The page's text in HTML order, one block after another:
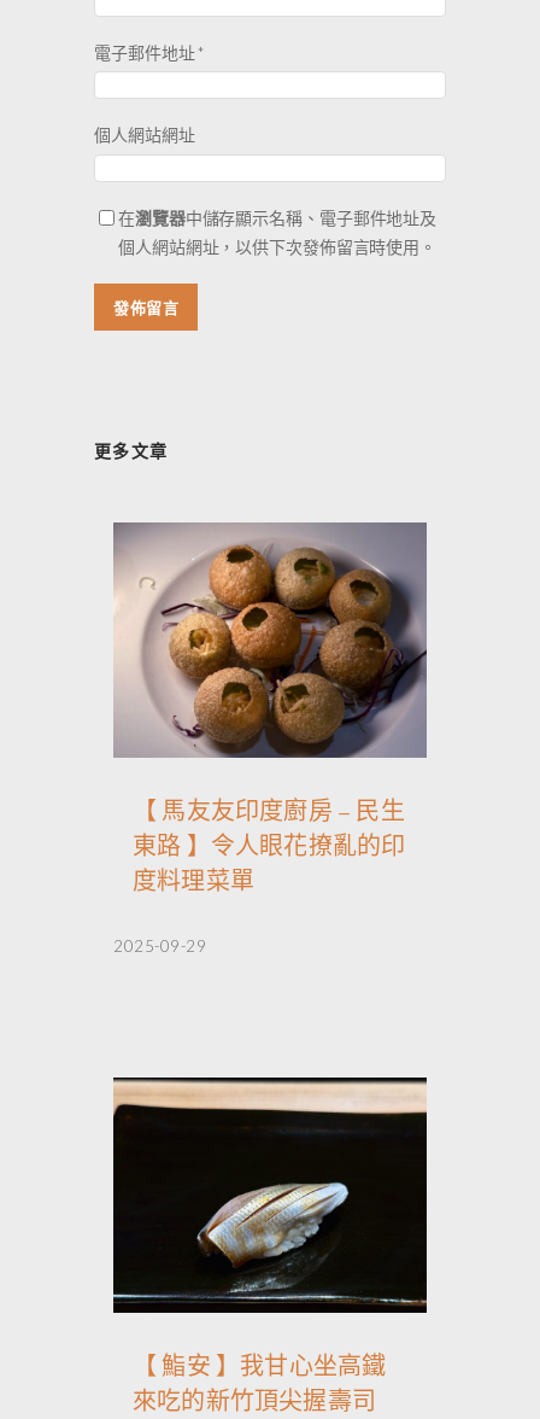
電子郵件地址*
個人網站網址
在瀏覽器中儲存顯示名稱、電子郵件地址及
個人網站網址，以供下次發佈留言時使用。
更多文章
【 馬友友印度廚房 – 民生
東路 】令人眼花撩亂的印
度料理菜單
2025-09-29
【 鮨安 】我甘心坐高鐵
來吃的新竹頂尖握壽司